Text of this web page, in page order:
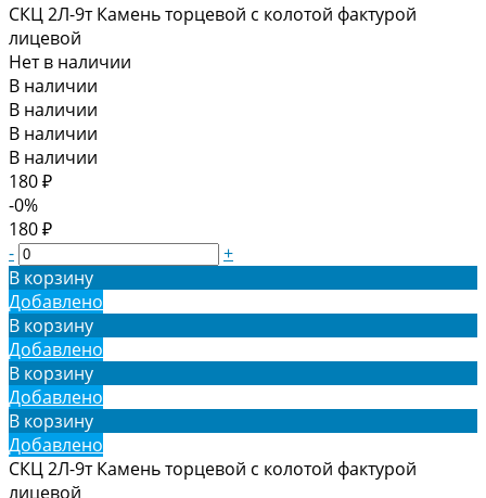
СКЦ 2Л-9т Камень торцевой с колотой фактурой
лицевой
Нет в наличии
В наличии
В наличии
В наличии
В наличии
180 ₽
-0%
180 ₽
-
+
В корзину
Добавлено
В корзину
Добавлено
В корзину
Добавлено
В корзину
Добавлено
СКЦ 2Л-9т Камень торцевой с колотой фактурой
лицевой